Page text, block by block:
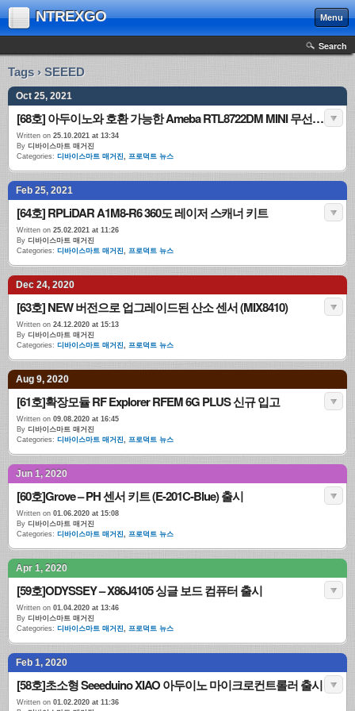
NTREXGO Menu
Search
Tags › SEEED
Oct 25, 2021
[68호] 아두이노와 호환 가능한 Ameba RTL8722DM MINI 무선 개발 보드 공개
Written on 25.10.2021 at 13:34
By 디바이스마트 매거진
Categories: 디바이스마트 매거진, 프로덕트 뉴스
Feb 25, 2021
[64호] RPLiDAR A1M8-R6 360도 레이저 스캐너 키트
Written on 25.02.2021 at 11:26
By 디바이스마트 매거진
Categories: 디바이스마트 매거진, 프로덕트 뉴스
Dec 24, 2020
[63호] NEW 버전으로 업그레이드된 산소 센서 (MIX8410)
Written on 24.12.2020 at 15:13
By 디바이스마트 매거진
Categories: 디바이스마트 매거진, 프로덕트 뉴스
Aug 9, 2020
[61호]확장모듈 RF Explorer RFEM 6G PLUS 신규 입고
Written on 09.08.2020 at 16:45
By 디바이스마트 매거진
Categories: 디바이스마트 매거진, 프로덕트 뉴스
Jun 1, 2020
[60호]Grove – PH 센서 키트 (E-201C-Blue) 출시
Written on 01.06.2020 at 15:08
By 디바이스마트 매거진
Categories: 디바이스마트 매거진, 프로덕트 뉴스
Apr 1, 2020
[59호]ODYSSEY – X86J4105 싱글 보드 컴퓨터 출시
Written on 01.04.2020 at 13:46
By 디바이스마트 매거진
Categories: 디바이스마트 매거진, 프로덕트 뉴스
Feb 1, 2020
[58호]초소형 Seeeduino XIAO 아두이노 마이크로컨트롤러 출시
Written on 01.02.2020 at 11:36